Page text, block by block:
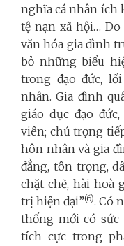
nghĩa cá nhân ích
tệ nạn xã hội…
văn hóa gia đình
bỏ những biểu
trong đạo đức,
nhân. Gia đình
giáo dục đạo
viên; chú trọng
hôn nhân và gia
đẳng, tôn trọng,
chặt chẽ, hài hoà
trị hiện đại”(6). Có
thống mới có sức
tích cực trong